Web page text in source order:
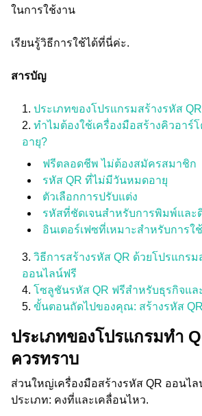
ในการใช้งาน
เรียนรู้วิธีการใช้ได้ที่นี่ค่ะ.
สารบัญ
ประเภทของโปรแกรมสร้างรหัส
ทำไมต้องใช้เครื่องมือสร้างคิวอา
อายุ?
ฟรีตลอดชีพ ไม่ต้องสมัครสมาชิก
รหัส QR ที่ไม่มีวันหมดอายุ
ตัวเลือกการปรับแต่ง
รหัสที่ชัดเจนสำหรับการพิมพ์และ
อินเตอร์เฟซที่เหมาะสำหรับการใ
วิธีการสร้างรหัส QR ด้วยโปรแกรม
ออนไลน์ฟรี
โซลูชันรหัส QR ฟรีสำหรับธุรกิจแ
ขั้นตอนถัดไปของคุณ: สร้างรหัส
ประเภทของโปรแกรมทำ
ควรทราบ
ส่วนใหญ่เครื่องมือสร้างรหัส QR ออนไล
ประเภท: คงที่และเคลื่อนไหว.